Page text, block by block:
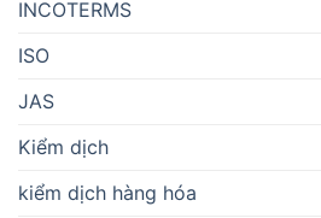
INCOTERMS
ISO
JAS
Kiểm dịch
kiểm dịch hàng hóa